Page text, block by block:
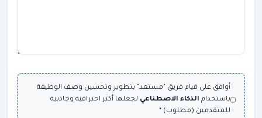
أوافق على قيام فريق "مستعد" بتطوير وتحسين وصف الوظيفة
باستخدام الذكاء الاصطناعي لجعلها أكثر احترافية وجاذبية
للمتقدمين (مطلوب) *